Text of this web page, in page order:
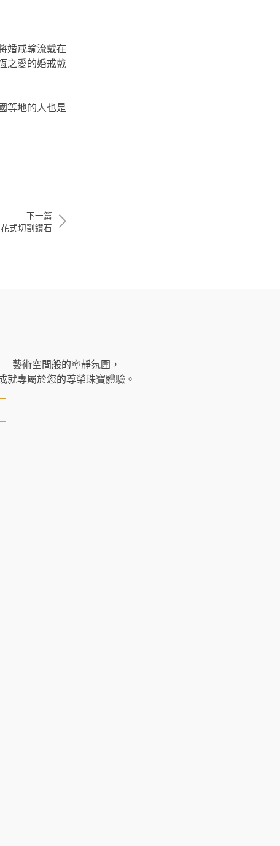
婚戒輸流戴在
之愛的婚戒戴
等地的人也是
下一篇
花式切割鑽石
藝術空間般的寧靜氛圍，
就專屬於您的尊榮珠寶體驗。